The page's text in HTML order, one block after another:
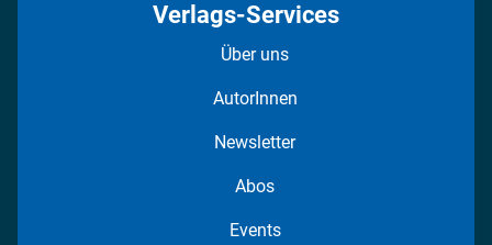
Verlags-Services
Über uns
AutorInnen
Newsletter
Abos
Events